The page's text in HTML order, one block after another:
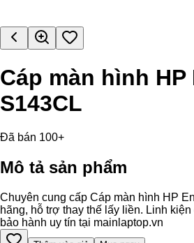
Cáp màn hình HP
S143CL
Đã bán 100+
Mô tả sản phẩm
Chuyên cung cấp Cáp màn hình HP
hãng, hỗ trợ thay thế lấy liền. Linh
bảo hành uy tín tại mainlaptop.vn